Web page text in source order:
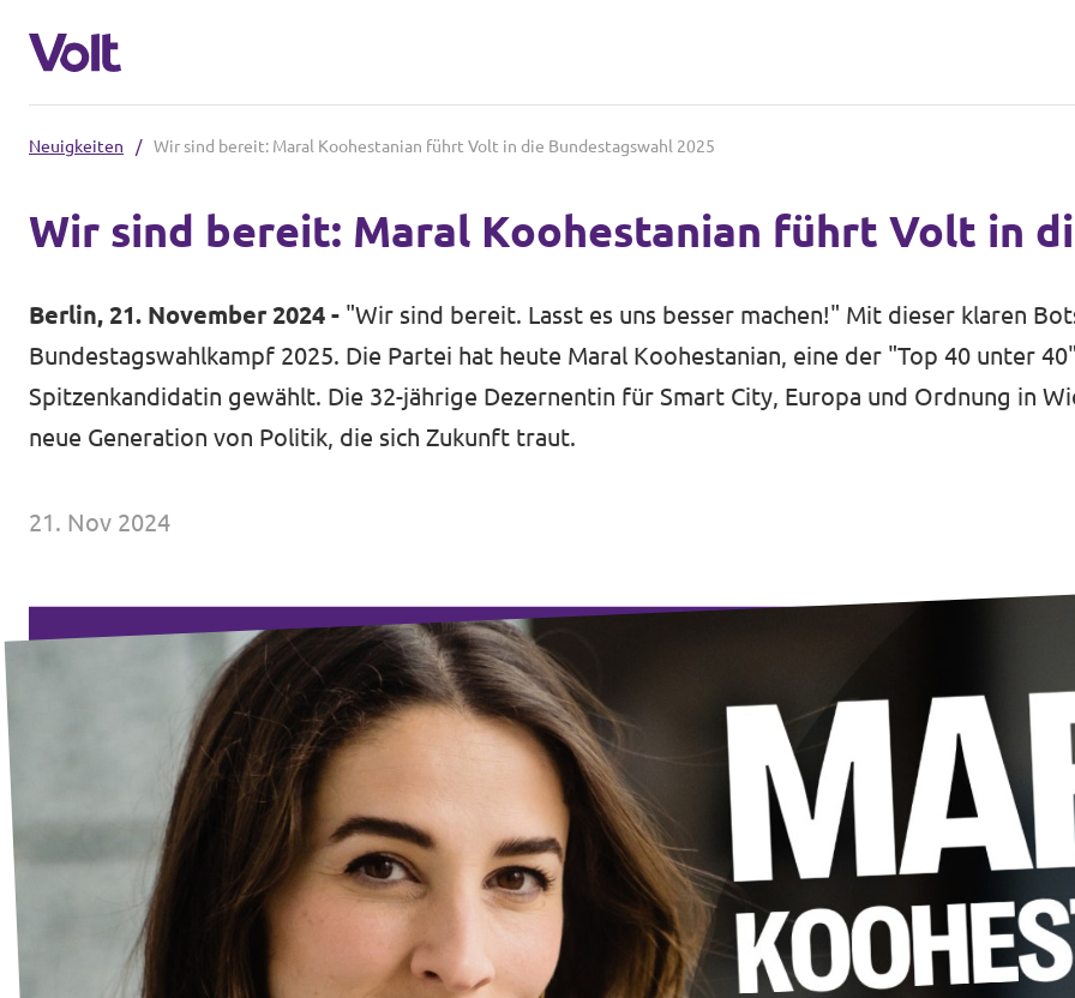
Volt Schleswig Holstein Startseite
Volt in Deutschland
Website
Über Volt
Neuigkeiten
Mache bei Volt mit!
Deine Spende für Volt
Jobs bei Volt Deutschland
Volt vor Ort
Neuigkeiten / Wir sind bereit: Maral Koohestanian führt Volt in die Bundestagswahl 2025
Wir sind bereit: Maral Koohestanian führt Volt in
Berlin, 21. November 2024 - "Wir sind bereit. Lasst es uns besser machen!" Mit dieser klaren
Bundestagswahlkampf 2025. Die Partei hat heute Maral Koohestanian, eine der "Top 40 unter
Spitzenkandidatin gewählt. Die 32-jährige Dezernentin für Smart City, Europa und Ordnung in
neue Generation von Politik, die sich Zukunft traut.
21. Nov 2024